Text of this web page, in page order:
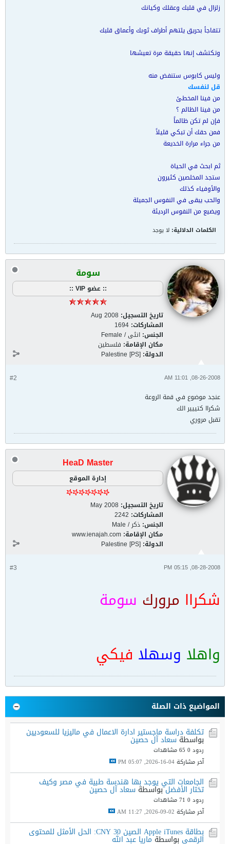
زلزال في قلبك وعقلك وكيانك
تتفاجأ بحريق يلتهم أطراف ثوبك وأعماق قلبك
وتكتشف إنها حقيقة مرة تعيشها
وليس كابوس ستنفض منه
قل لنفسك
من فينا المخطئ
من فينا الظالم ؟
فإن لم تكن ظالماً
فمن حقك أن تبكي قليلاً
من جراء مرارة الخديعة
ثم ابحث في الحياة
ستجد المخلصين كثيرون
والأوفياء كذلك
والحب يبقى في النفوس الجميلة
ويضيع من النفوس الرديئة
الكلمات الدلالية: لا يوجد
سومة
:: عضو VIP ::
تاريخ التسجيل: Aug 2008
المشاركات: 1694
الجنس: انثى / Female
مكان الإقامة: فلسطين
الدولة: Palestine [PS]
#2 08-26-2008, 11:01 AM
عنجد موضوع في قمة الروعة
شكراا كتييير الك
تقبل مروري
HeaD Master
إدارة الموقع
تاريخ التسجيل: May 2008
المشاركات: 2242
الجنس: ذكر / Male
مكان الإقامة: www.ienajah.com
الدولة: Palestine [PS]
#3 08-28-2008, 05:15 PM
شكراا مرورك سومة
واهلا وسهلا فيكي
المواضيع ذات الصلة
تكلفة دراسة ماجستير ادارة الاعمال في ماليزيا للسعوديين
بواسطةسعاد آل حصين
ردود 0
65 مشاهدات
آخر مشاركة04-16-2026, 05:07 PM
الجامعات التي يوجد بها هندسة طبية في مصر وكيف
تختار الأفضلبواسطة سعاد آل حصين
ردود 0
71 مشاهدات
آخر مشاركة 02-09-2026, 11:27 AM
بطاقة Apple iTunes الصين 30 CNY: الحل الأمثل للمحتوى
الرقمي بواسطةماريا عبد الله